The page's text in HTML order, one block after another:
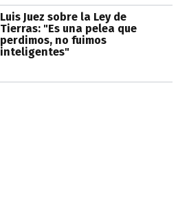
Luis Juez sobre la Ley de
Tierras: "Es una pelea que
perdimos, no fuimos
inteligentes"